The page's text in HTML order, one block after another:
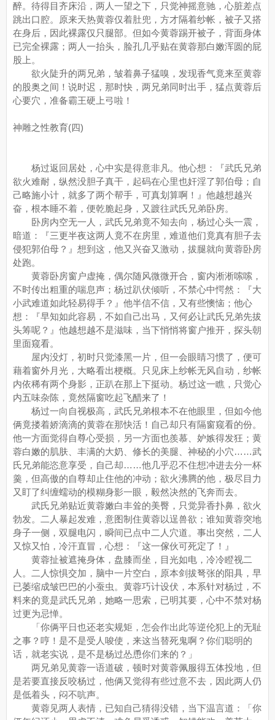
醉。待得目齐床沿，两人一望之下，只觉神摇意驰，心脏差点
跳出口腔。原来天热黄蓉仅着肚兜，方才隔着纱帐，被子又搭
在身后，因此裸露仅只腿部。但如今黄蓉踢开被子，背面身体
已完全裸露；两人一抬头，脸孔几乎贴在黄蓉那白嫩浑圆的屁
股上。
欲火陡升的两兄弟，皱着鼻子猛嗅，发现香气竟来至黄蓉
的股奥之间！说时迟，那时快，两兄弟同时出手，猛点黄蓉后
心要穴，准备霸王硬上弓啦！
神雕之性教育(四)
杨过返回居处，心中实是得意非凡。他心想：『武氏兄弟
欲火难耐，纵然没胆子真干，起码在心里也奸淫了郭伯母；自
己略施小计，就多了两个帮手，可真划算啊！』他越想越兴
奋，根本睡不着，便乾脆起身，又踱往武氏兄弟卧房。
卧房内空无一人，武氏兄弟竟不知去向，杨过心头一震，
暗道：『三更半夜这两人竟不在房里，难道他们竟真有胆子去
侵犯郭伯母？』想到这，他又兴奋又激动，拔腿就向黄蓉卧房
处跑。
黄蓉卧房窗户虚掩，偶尔随风微微开合，窗内淅淅嗦嗦，
不时传出粗重的喘息声；杨过趴伏倾听，不禁心中愕然：『大
小武难道如此轻易得手？』他半信不信，又有些懊恼；他心
想：『早知如此容易，不如自己出马，又何必让武氏兄弟先拔
头筹呢？』他越想越不是滋味，当下悄悄将窗户推开，探头朝
里面窥看。
屋内没灯，初时只觉漆黑一片，但一会眼睛习惯了，便可
藉着窗外月光，大略看出梗概。只见床上纱帐无风自动，纱帐
内依稀有两个身影，正趴在那上下挺动。杨过这一瞧，只觉心
内五味杂陈，竟然隔窗吃起飞醋来了！
杨过一向自视极高，武氏兄弟根本不在他眼里，但如今他
俩竟搂着娇滴滴的黄蓉在那快活！自己却只有隔窗窥看的份。
他一方面觉得自尊心受损，另一方面也羨慕、妒嫉得发狂；黄
蓉白嫩的肌肤、丰满的大奶、修长的美腿、神秘的小穴……武
氏兄弟能恣意享受，自己却……他几乎忍不住想冲进去分一杯
羹，但高傲的自尊却止住他的冲动；欲火沸腾的他，极尽目力
又盯了纠缠蠕动的模糊身影一眼，毅然决然的飞奔而去。
武氏兄弟贴近黄蓉嫩白丰耸的美臀，只觉异香扑鼻，欲火
勃发。二人暴起发难，意图制住黄蓉以逞兽欲；谁知黄蓉突地
身子一侧，双腿电闪，瞬间已点中二人穴道。事出突然，二人
又惊又怕，冷汗直冒，心想：『这一傢伙可死定了！』
黄蓉扯被遮掩身体，盘膝而坐，目光如电，冷冷瞪视二
人。二人惊惧交加，脑中一片空白，原本剑拔弩张的阳具，早
已萎缩成皱巴巴的小蚕虫。黄蓉巧计设伏，本系针对杨过，不
料来的竟是武氏兄弟，她略一思索，已明其要，心中不禁对杨
过更为忌惮。
「你俩平日也还老实规矩，怎会作出此等逆伦犯上的无耻
之事？哼！是不是受人唆使，来这当替死鬼啊？你们聪明的
话，就老实说，是不是杨过怂恿你们来的？」
两兄弟见黄蓉一语道破，顿时对黄蓉佩服得五体投地，但
是若要直接反咬杨过，他俩又觉得有些过意不去，因此两人仍
是低着头，闷不吭声。
黄蓉见两人表情，已知自己猜得没错，当下温言道：「你